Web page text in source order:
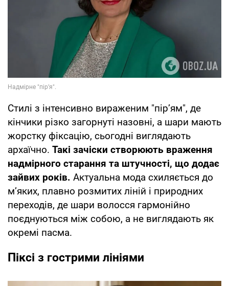
Стилі з інтенсивно вираженим "пір’ям", де
кінчики різко загорнуті назовні, а шари мають
жорстку фіксацію, сьогодні виглядають
архаїчно. Такі зачіски створюють враження
надмірного старання та штучності, що додає
зайвих років. Актуальна мода схиляється до
м’яких, плавно розмитих ліній і природних
переходів, де шари волосся гармонійно
поєднуються між собою, а не виглядають як
окремі пасма.
Піксі з гострими лініями